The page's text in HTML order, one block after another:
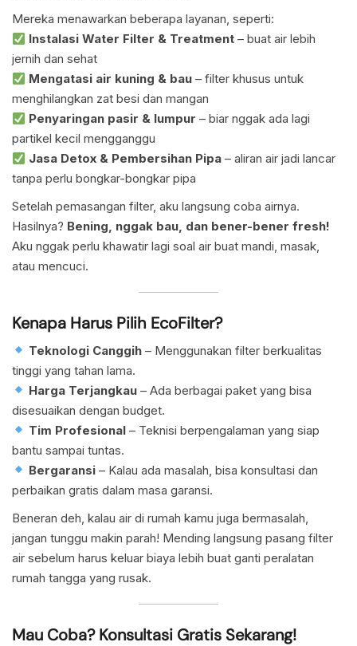
Mereka menawarkan beberapa layanan, seperti:
Instalasi Water Filter & Treatment – buat air lebih
jernih dan sehat
Mengatasi air kuning & bau – filter khusus untuk
menghilangkan zat besi dan mangan
Penyaringan pasir & lumpur – biar nggak ada lagi
partikel kecil mengganggu
Jasa Detox & Pembersihan Pipa – aliran air jadi lancar
tanpa perlu bongkar-bongkar pipa
Setelah pemasangan filter, aku langsung coba airnya.
Hasilnya? Bening, nggak bau, dan bener-bener fresh!
Aku nggak perlu khawatir lagi soal air buat mandi, masak,
atau mencuci.
Kenapa Harus Pilih EcoFilter?
Teknologi Canggih – Menggunakan filter berkualitas
tinggi yang tahan lama.
Harga Terjangkau – Ada berbagai paket yang bisa
disesuaikan dengan budget.
Tim Profesional – Teknisi berpengalaman yang siap
bantu sampai tuntas.
Bergaransi – Kalau ada masalah, bisa konsultasi dan
perbaikan gratis dalam masa garansi.
Beneran deh, kalau air di rumah kamu juga bermasalah,
jangan tunggu makin parah! Mending langsung pasang filter
air sebelum harus keluar biaya lebih buat ganti peralatan
rumah tangga yang rusak.
Mau Coba? Konsultasi Gratis Sekarang!